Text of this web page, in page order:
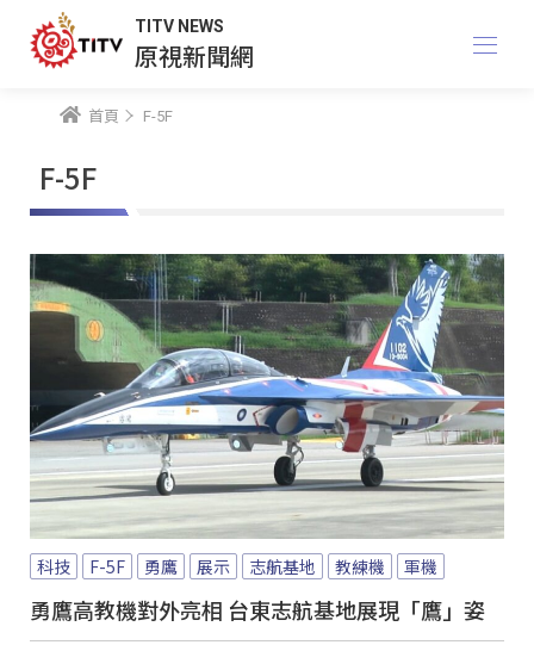
TITV NEWS
原視新聞網
首頁 F-5F
F-5F
科技 F-5F 勇鷹 展示 志航基地 教練機 軍機
勇鷹高教機對外亮相 台東志航基地展現「鷹」姿